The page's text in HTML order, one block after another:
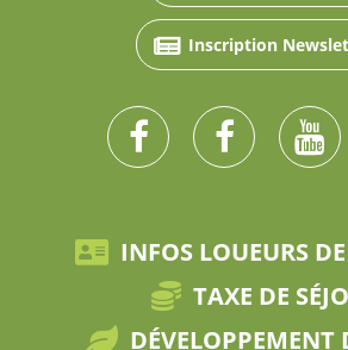
Inscription
INFOS LOUEURS
TAXE DE
DÉVELOPPEMENT